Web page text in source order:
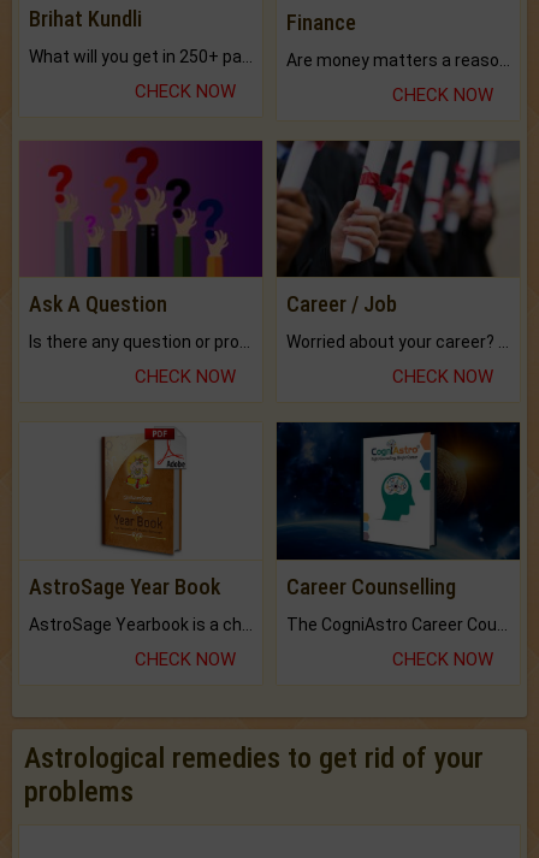
Brihat Kundli
CHECK NOW
Finance
CHECK NOW
Ask A Question
CHECK NOW
Career / Job
CHECK NOW
AstroSage Year Book
CHECK NOW
Career Counselling
CHECK NOW
Astrological remedies to get rid of your
problems